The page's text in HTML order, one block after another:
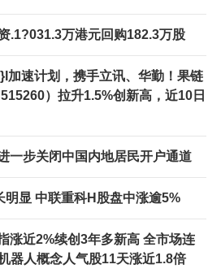
.1?031.3万港元回购182.3万股
加速计划，携手立讯、华勤！果链
）拉升1.5%创新高，近10日
一步关闭中国内地居民开户通道
明显 中联重科H股盘中涨逾5%
涨近2%续创3年多新高 全市场连
器人概念人气股11天涨近1.8倍